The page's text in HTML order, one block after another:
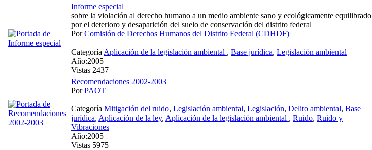
Informe especial
sobre la violación al derecho humano a un medio ambiente sano y ecológicamente equilibrado
por el deterioro y desaparición del suelo de conservación del distrito federal
PorComisión de Derechos Humanos del Distrito Federal (CDHDF)
Categoría Aplicación de la legislación ambiental , Base jurídica, Legislación ambiental
Año:2005
Vistas 2437
Recomendaciones 2002-2003
PorPAOT
Categoría Mitigación del ruido, Legislación ambiental, Legislación, Delito ambiental, Base
jurídica, Aplicación de la ley, Aplicación de la legislación ambiental , Ruido, Ruido y
Vibraciones
Año:2005
Vistas 5975